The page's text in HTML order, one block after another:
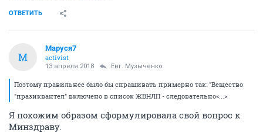
ОТВЕТИТЬ
М
Маруся7
activist
13 апреля 2018 Евг. Музыченко
Поэтому правильнее было бы спрашивать примерно так: "Вещество
"празиквантел" включено в список ЖВНЛП - следовательно<...>
Я похожим образом сформулировала свой вопрос к
Минздраву.